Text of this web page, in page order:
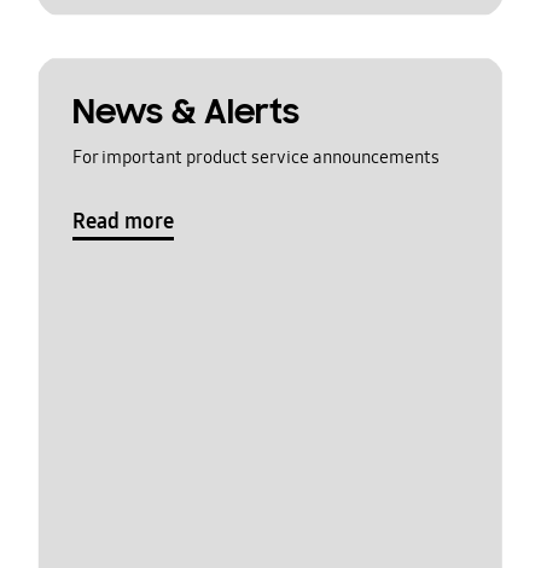
News & Alerts
For important product service announcements
Read more